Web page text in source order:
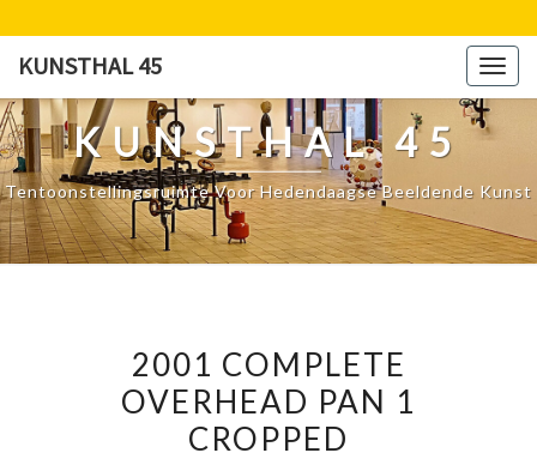
content
KUNSTHAL 45
KUNSTHAL 45
Tentoonstellingsruimte Voor Hedendaagse Beeldende Kunst
2001 COMPLETE
OVERHEAD PAN 1
CROPPED